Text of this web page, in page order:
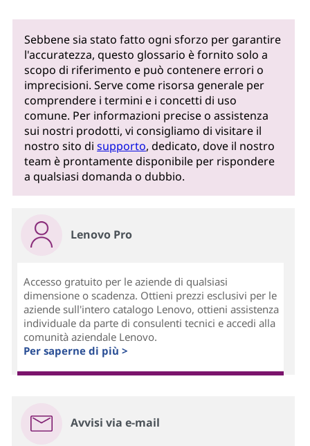
Sebbene sia stato fatto ogni sforzo per garantire
l'accuratezza, questo glossario è fornito solo a
scopo di riferimento e può contenere errori o
imprecisioni. Serve come risorsa generale per
comprendere i termini e i concetti di uso
comune. Per informazioni precise o assistenza
sui nostri prodotti, vi consigliamo di visitare il
nostro sito disupporto, dedicato, dove il nostro
team è prontamente disponibile per rispondere
a qualsiasi domanda o dubbio.
Lenovo Pro
Accesso gratuito per le aziende di qualsiasi
dimensione o scadenza. Ottieni prezzi esclusivi per le
aziende sull'intero catalogo Lenovo, ottieni assistenza
individuale da parte di consulenti tecnici e accedi alla
comunità aziendale Lenovo.
Per saperne di più >
Avvisi via e-mail